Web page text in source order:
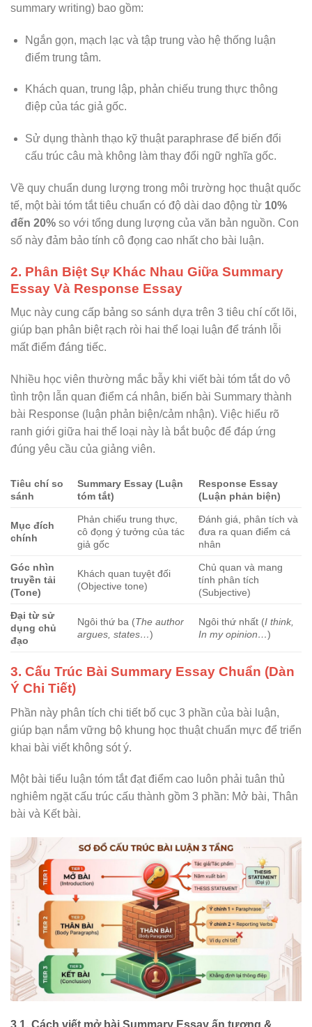
summary writing) bao gồm:
Ngắn gọn, mạch lạc và tập trung vào hệ thống luận
điểm trung tâm.
Khách quan, trung lập, phản chiếu trung thực thông
điệp của tác giả gốc.
Sử dụng thành thạo kỹ thuật paraphrase để biến đổi
cấu trúc câu mà không làm thay đổi ngữ nghĩa gốc.
Về quy chuẩn dung lượng trong môi trường học thuật quốc
tế, một bài tóm tắt tiêu chuẩn có độ dài dao động từ 10%
đến 20% so với tổng dung lượng của văn bản nguồn. Con
số này đảm bảo tính cô đọng cao nhất cho bài luận.
2. Phân Biệt Sự Khác Nhau Giữa Summary
Essay Và Response Essay
Mục này cung cấp bảng so sánh dựa trên 3 tiêu chí cốt lõi,
giúp bạn phân biệt rạch ròi hai thể loại luận để tránh lỗi
mất điểm đáng tiếc.
Nhiều học viên thường mắc bẫy khi viết bài tóm tắt do vô
tình trộn lẫn quan điểm cá nhân, biến bài Summary thành
bài Response (luận phản biện/cảm nhận). Việc hiểu rõ
ranh giới giữa hai thể loại này là bắt buộc để đáp ứng
đúng yêu cầu của giảng viên.
Tiêu chí so
sánh
Summary Essay (Luận
tóm tắt)
Response Essay
(Luận phản biện)
Mục đích
chính
Phản chiếu trung thực,
cô đọng ý tưởng của tác
giả gốc
Đánh giá, phân tích và
đưa ra quan điểm cá
nhân
Góc nhìn
truyền tải
(Tone)
Khách quan tuyệt đối
(Objective tone)
Chủ quan và mang
tính phân tích
(Subjective)
Đại từ sử
dụng chủ
đạo
Ngôi thứ ba (The author
argues, states…)
Ngôi thứ nhất (I think,
In my opinion…)
3. Cấu Trúc Bài Summary Essay Chuẩn (Dàn
Ý Chi Tiết)
Phần này phân tích chi tiết bố cục 3 phần của bài luận,
giúp bạn nắm vững bộ khung học thuật chuẩn mực để triển
khai bài viết không sót ý.
Một bài tiểu luận tóm tắt đạt điểm cao luôn phải tuân thủ
nghiêm ngặt cấu trúc cấu thành gồm 3 phần: Mở bài, Thân
bài và Kết bài.